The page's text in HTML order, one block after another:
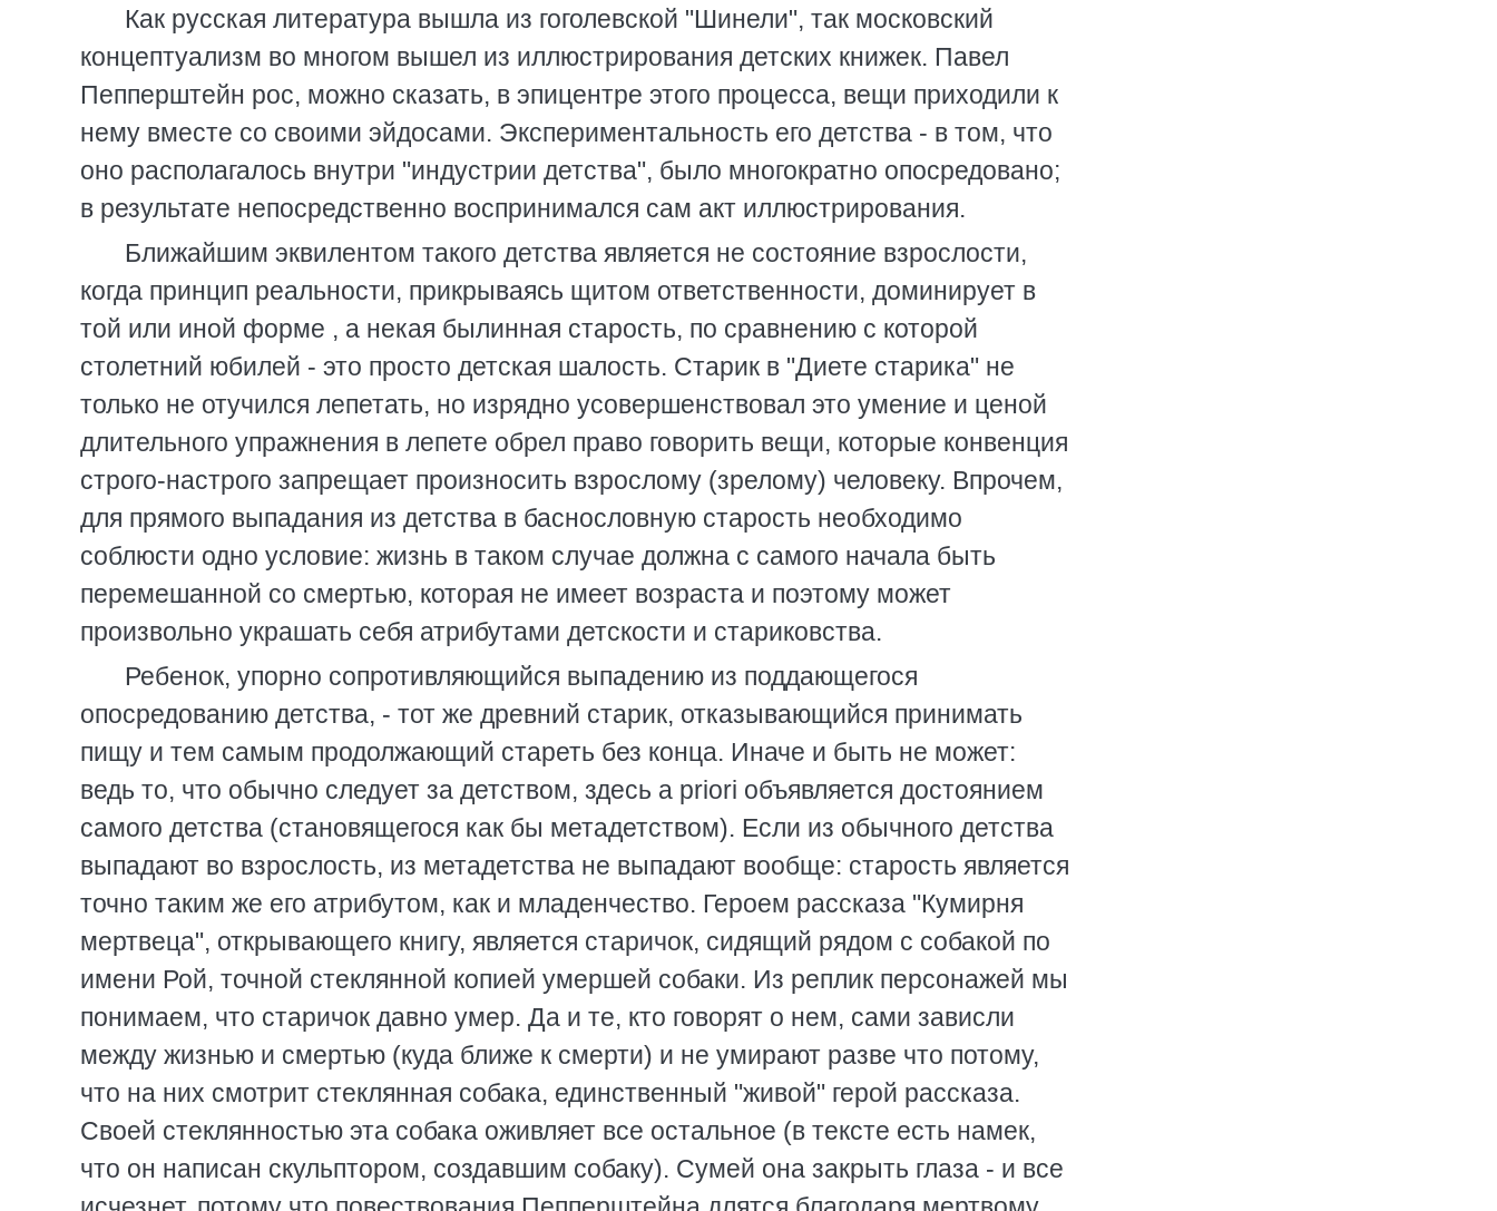
Как русская литература вышла из гоголевской "Шинели", так московский
концептуализм во многом вышел из иллюстрирования детских книжек. Павел
Пепперштейн рос, можно сказать, в эпицентре этого процесса, вещи приходили к
нему вместе со своими эйдосами. Экспериментальность его детства - в том, что
оно располагалось внутри "индустрии детства", было многократно опосредовано;
в результате непосредственно воспринимался сам акт иллюстрирования.
Ближайшим эквилентом такого детства является не состояние взрослости,
когда принцип реальности, прикрываясь щитом ответственности, доминирует в
той или иной форме , а некая былинная старость, по сравнению с которой
столетний юбилей - это просто детская шалость. Старик в "Диете старика" не
только не отучился лепетать, но изрядно усовершенствовал это умение и ценой
длительного упражнения в лепете обрел право говорить вещи, которые конвенция
строго-настрого запрещает произносить взрослому (зрелому) человеку. Впрочем,
для прямого выпадания из детства в баснословную старость необходимо
соблюсти одно условие: жизнь в таком случае должна с самого начала быть
перемешанной со смертью, которая не имеет возраста и поэтому может
произвольно украшать себя атрибутами детскости и стариковства.
Ребенок, упорно сопротивляющийся выпадению из поддающегося
опосредованию детства, - тот же древний старик, отказывающийся принимать
пищу и тем самым продолжающий стареть без конца. Иначе и быть не может:
ведь то, что обычно следует за детством, здесь a priori объявляется достоянием
самого детства (становящегося как бы метадетством). Если из обычного детства
выпадают во взрослость, из метадетства не выпадают вообще: старость является
точно таким же его атрибутом, как и младенчество. Героем рассказа "Кумирня
мертвеца", открывающего книгу, является старичок, сидящий рядом с собакой по
имени Рой, точной стеклянной копией умершей собаки. Из реплик персонажей мы
понимаем, что старичок давно умер. Да и те, кто говорят о нем, сами зависли
между жизнью и смертью (куда ближе к смерти) и не умирают разве что потому,
что на них смотрит стеклянная собака, единственный "живой" герой рассказа.
Своей стеклянностью эта собака оживляет все остальное (в тексте есть намек,
что он написан скульптором, создавшим собаку). Сумей она закрыть глаза - и все